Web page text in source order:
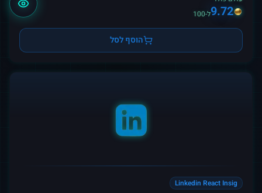
9.72ל-100
הוסף לסל
Linkedin React Insig